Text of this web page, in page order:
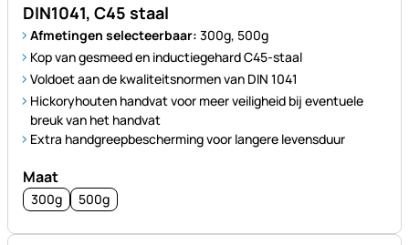
DIN1041, C45 staal
Afmetingen selecteerbaar: 300g, 500g
Kop van gesmeed en inductiegehard C45-staal
Voldoet aan de kwaliteitsnormen van DIN 1041
Hickoryhouten handvat voor meer veiligheid bij eventuele
breuk van het handvat
Extra handgreepbescherming voor langere levensduur
Maat
300g 500g